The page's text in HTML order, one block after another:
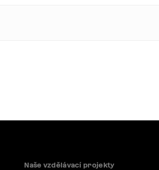
Naše vzdělávací projekty